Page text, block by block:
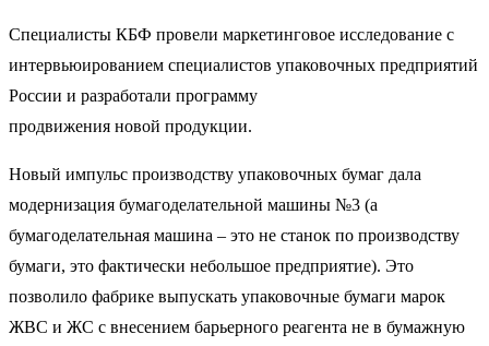
Специалисты КБФ провели маркетинговое исследование с
интервьюированием специалистов упаковочных предприятий
России и разработали программу
продвижения новой продукции.
Новый импульс производству упаковочных бумаг дала
модернизация бумагоделательной машины №3 (а
бумагоделательная машина – это не станок по производству
бумаги, это фактически небольшое предприятие). Это
позволило фабрике выпускать упаковочные бумаги марок
ЖВС и ЖС с внесением барьерного реагента не в бумажную